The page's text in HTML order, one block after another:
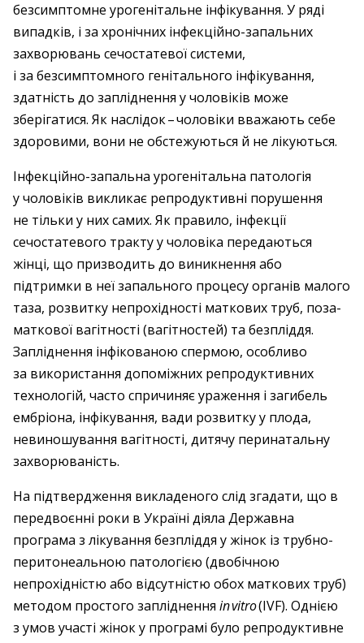
безсимптомне урогенітальне інфікування. У ряді
випадків, і за хронічних інфекційно-­запальних
захворювань сечо­статевої системи,
і за безсимптомного гені­тального інфікування,
здатність до запліднення у чоловіків може
зберігатися. Як наслідок – ​чоловіки вважають себе
здоровими, вони не обстежуються й не лікуються.
Інфекційно-запальна урогенітальна патологія
у чоловіків викликає репродуктивні порушення
не тільки у них самих. Як правило, інфекції
сечостатевого тракту у чоловіка передаються
жінці, що призводить до виникнення або
підтримки в неї запального процесу органів малого
таза, розвитку непрохідності маткових труб, поза­
маткової вагітності (вагітностей) та безпліддя.
Запліднення інфікованою спермою, особливо
за використання допоміжних репродуктивних
технологій, часто спричиняє ураження і загибель
ембріона, інфікування, вади розвитку у плода,
невиношування вагітності, дитячу перинатальну
захворюваність.
На підтвердження викладеного слід згадати, що в
передвоєнні роки в Україні діяла Державна
програма з лікування безпліддя у жінок із трубно-
перитонеальною патологією (двобічною
непрохідністю або відсутністю обох маткових труб)
методом простого запліднення in vitro(IVF). ­Однією
з умов участі жінок у програмі було репродуктивне